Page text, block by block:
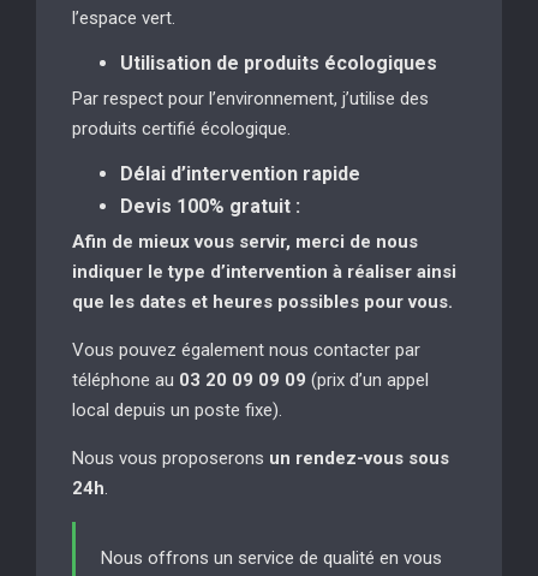
l’espace vert.
Utilisation de produits écologiques
Par respect pour l’environnement, j’utilise des
produits certifié écologique.
Délai d’intervention rapide
Devis 100% gratuit :
Afin de mieux vous servir, merci de nous
indiquer le type d’intervention à réaliser ainsi
que les dates et heures possibles pour vous.
Vous pouvez également nous contacter par
téléphone au 03 20 09 09 09 (prix d’un appel
local depuis un poste fixe).
Nous vous proposerons un rendez-vous sous
24h.
Nous offrons un service de qualité en vous